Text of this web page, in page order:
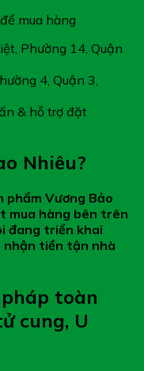
mua hàng
Phường 14, Quận
4, Quận 3,
& hỗ trợ đặt
Nhiêu?
phẩm Vương Bảo
mua hàng bên trên
đang triển khai
nhận tiền tận nhà
toàn
cung, U